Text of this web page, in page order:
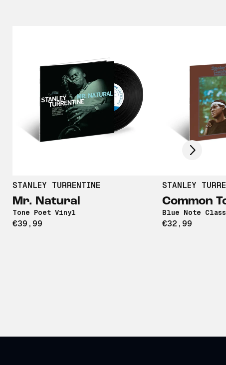
STANLEY TURRENTINE
Mr. Natural
Tone Poet Vinyl
€39,99
STANLEY
Common
Blue Note
€32,99
Scroll right